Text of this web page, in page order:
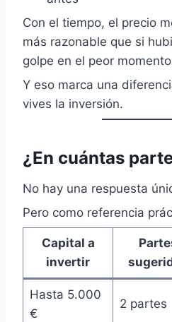
Con el tiempo, el precio
más razonable que si
golpe en el peor
Y eso marca una
vives la inversión.
¿En cuántas
No hay una respuesta
Pero como referencia
Capital a
invertir
Hasta 5.000
€
2 partes